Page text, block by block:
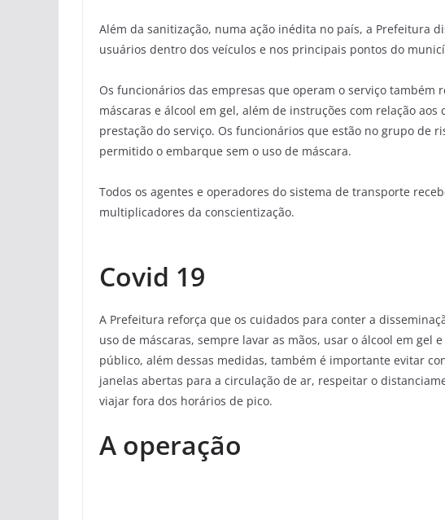
Além da sanitização, numa ação inédita no país, a Prefeitura
usuários dentro dos veículos e nos principais pontos do
Os funcionários das empresas que operam o serviço também
máscaras e álcool em gel, além de instruções com relação
prestação do serviço. Os funcionários que estão no grupo de
permitido o embarque sem o uso de máscara.
Todos os agentes e operadores do sistema de transporte
multiplicadores da conscientização.
Covid 19
A Prefeitura reforça que os cuidados para conter a
uso de máscaras, sempre lavar as mãos, usar o álcool em gel
público, além dessas medidas, também é importante evitar
janelas abertas para a circulação de ar, respeitar o
viajar fora dos horários de pico.
A operação